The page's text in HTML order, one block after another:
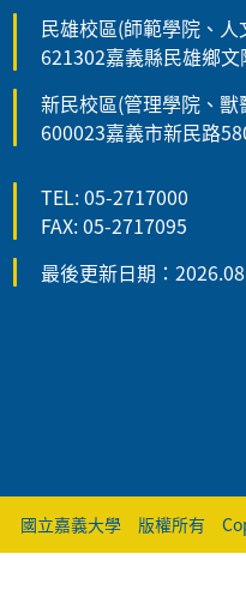
民雄校區(師範學院、人
621302嘉義縣民雄鄉
新民校區(管理學院、獸
600023嘉義市新民路
TEL: 05-2717000
FAX: 05-2717095
最後更新日期：
國立嘉義大學 版權所有